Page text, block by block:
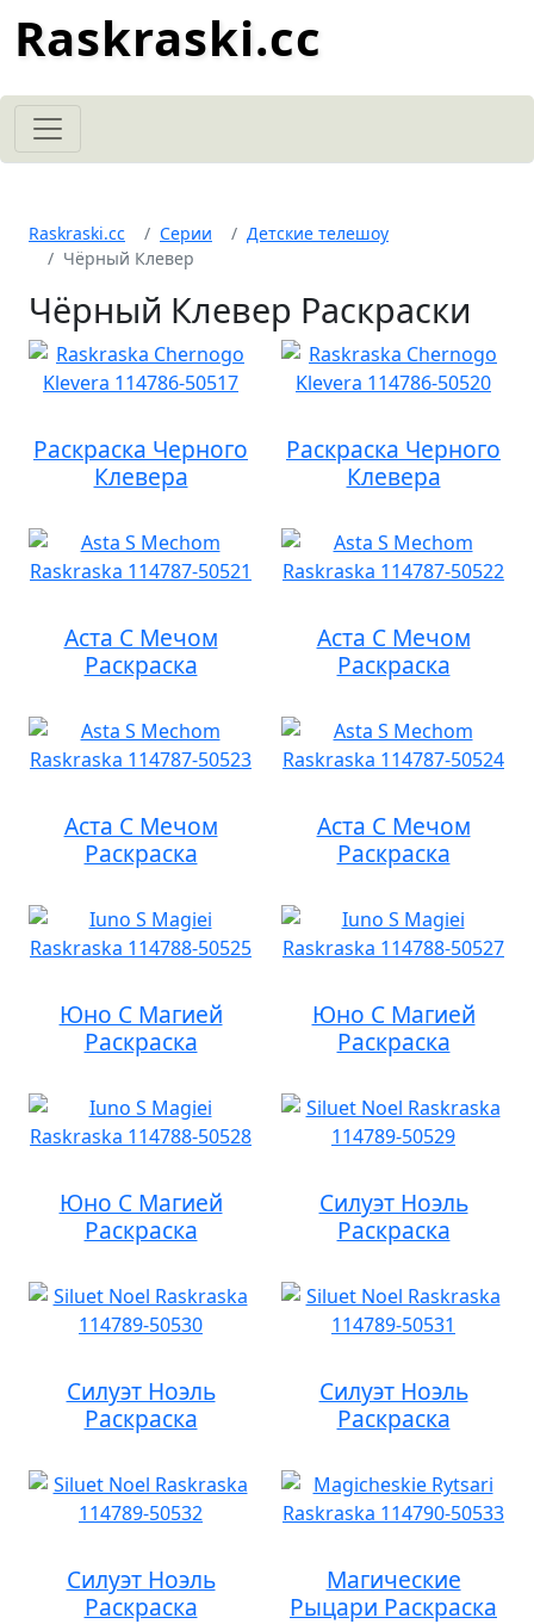
Raskraski.cc
Raskraski.cc Серии
Детские телешоу
Чёрный Клевер
Чёрный Клевер Раскраски
Раскраска Черного
Клевера
Раскраска Черного
Клевера
Аста С Мечом
Раскраска
Аста С Мечом
Раскраска
Аста С Мечом
Раскраска
Аста С Мечом
Раскраска
Юно С Магией
Раскраска
Юно С Магией
Раскраска
Юно С Магией
Раскраска
Силуэт Ноэль
Раскраска
Силуэт Ноэль
Раскраска
Силуэт Ноэль
Раскраска
Силуэт Ноэль
Раскраска
Магические
Рыцари Раскраска